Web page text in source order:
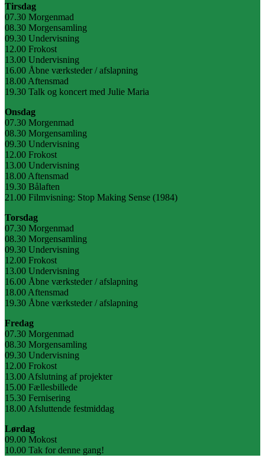
Tirsdag
07.30 Morgenmad
08.30 Morgensamling
09.30 Undervisning
12.00 Frokost
13.00 Undervisning
16.00 Åbne værksteder / afslapning
18.00 Aftensmad
19.30 Talk og koncert med Julie Maria
Onsdag
07.30 Morgenmad
08.30 Morgensamling
09.30 Undervisning
12.00 Frokost
13.00 Undervisning
18.00 Aftensmad
19.30 Bålaften
21.00 Filmvisning: Stop Making Sense (1984)
Torsdag
07.30 Morgenmad
08.30 Morgensamling
09.30 Undervisning
12.00 Frokost
13.00 Undervisning
16.00 Åbne værksteder / afslapning
18.00 Aftensmad
19.30 Åbne værksteder / afslapning
Fredag
07.30 Morgenmad
08.30 Morgensamling
09.30 Undervisning
12.00 Frokost
13.00 Afslutning af projekter
15.00 Fællesbillede
15.30 Fernisering
18.00 Afsluttende festmiddag
Lørdag
09.00 Mokost
10.00 Tak for denne gang!